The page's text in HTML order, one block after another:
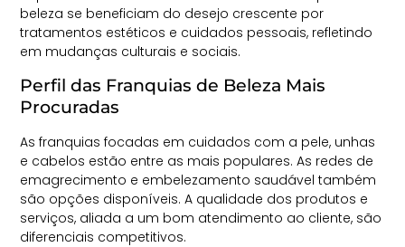
beleza se beneficiam do desejo crescente por
tratamentos estéticos e cuidados pessoais, refletindo
em mudanças culturais e sociais.
Perfil das Franquias de Beleza Mais
Procuradas
As franquias focadas em cuidados com a pele, unhas
e cabelos estão entre as mais populares. As redes de
emagrecimento e embelezamento saudável também
são opções disponíveis. A qualidade dos produtos e
serviços, aliada a um bom atendimento ao cliente, são
diferenciais competitivos.